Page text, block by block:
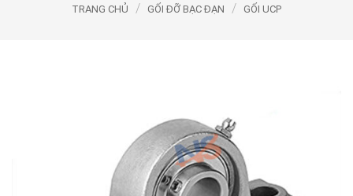
TRANG CHỦ / GỐI ĐỠ BẠC ĐẠN / GỐI UCP